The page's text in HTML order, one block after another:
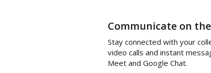
Communicate on
Stay connected with your
video calls and instant
Meet and Google Chat.